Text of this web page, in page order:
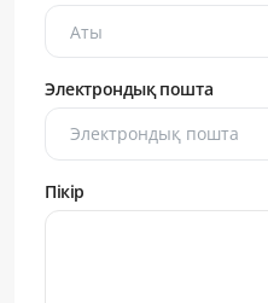
Электрондық пошта
Пікір